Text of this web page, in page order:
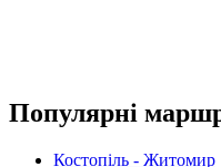
Популярні
Костопіль - Житомир